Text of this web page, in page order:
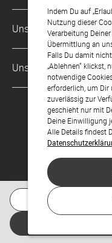
Indem Du auf
Nutzung dieser
Verarbeitung
Übermittlung an
Falls Du damit
„Ablehnen“ klickst,
notwendige
erforderlich, um Dir
zuverlässig zur
geschieht nur mit
Deine Einwilligung
Alle Details findest
AGB & Widerrufsrecht
Zahlung & Versand
Datenschutz
LLM's
Digitale Gästelisten
FAQ & Hilfe
Österreich
Schweiz
Frankreich
Unsere Zahlungsarten
Unsere Partner